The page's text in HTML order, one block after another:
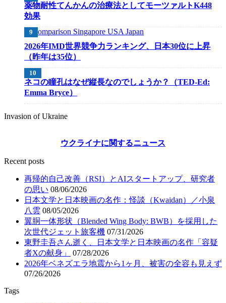
薬物耐性てんかんの治療法としてモーツァルトK448
効果
2026年IMD世界競争力ランキング、日本30位に上昇
（昨年は35位）
ネコの瞳孔はなぜ縦長なのでしょうか？（TED-Ed:
Emma Bryce）
Invasion of Ukraine
ウクライナに関するニュース
Recent posts
再帰的自己改善（RSI）とAIスタートアップ、研究者
の思い 08/06/2026
日本文学と日本映画の名作：怪談（Kwaidan）／小泉
八雲 08/05/2026
翼胴一体形状（Blended Wing Body: BWB）を採用した
次世代ジェット旅客機 07/31/2026
東野圭吾さん逝く、日本文学と日本映画の名作「容疑
者Xの献身」
07/28/2026
2026年ベネズエラ地震から1ヶ月、被害の全容も見えず
07/26/2026
Tags